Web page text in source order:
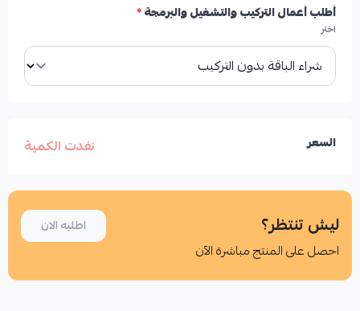
أطلب أعمال التركيب والتشغيل والبرمجة*
اختر
السعر نفدت الكمية
ليش تنتظر؟
احصل على المنتج مباشرة الآن
اطلبه الان